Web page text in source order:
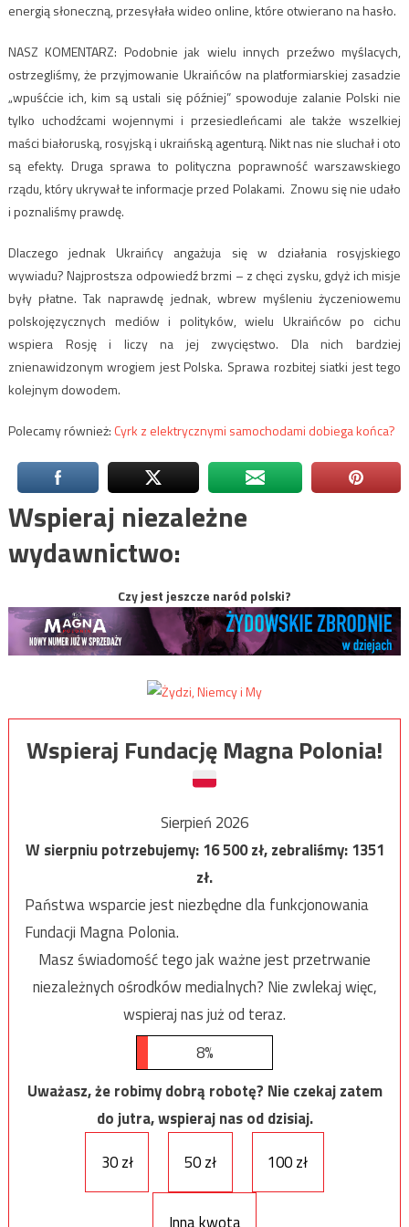
energią słoneczną, przesyłała wideo online, które otwierano na hasło.
NASZ KOMENTARZ: Podobnie jak wielu innych przeźwo myślacych,
ostrzegliśmy, że przyjmowanie Ukraińców na platformiarskiej zasadzie
„wpuśćcie ich, kim są ustali się później” spowoduje zalanie Polski nie
tylko uchodźcami wojennymi i przesiedleńcami ale także wszelkiej
maści białoruską, rosyjską i ukraińską agenturą. Nikt nas nie sluchał i oto
są efekty. Druga sprawa to polityczna poprawność warszawskiego
rządu, który ukrywał te informacje przed Polakami. Znowu się nie udało
i poznaliśmy prawdę.
Dlaczego jednak Ukraińcy angażuja się w działania rosyjskiego
wywiadu? Najprostsza odpowiedź brzmi – z chęci zysku, gdyż ich misje
były płatne. Tak naprawdę jednak, wbrew myśleniu życzeniowemu
polskojęzycznych mediów i polityków, wielu Ukraińców po cichu
wspiera Rosję i liczy na jej zwycięstwo. Dla nich bardziej
znienawidzonym wrogiem jest Polska. Sprawa rozbitej siatki jest tego
kolejnym dowodem.
Polecamy również: Cyrk z elektrycznymi samochodami dobiega końca?
Wspieraj niezależne
wydawnictwo:
Czy jest jeszcze naród polski?
Wspieraj Fundację Magna Polonia!
Sierpień 2026
W sierpniu potrzebujemy:16 500zł, zebraliśmy:1351
zł.
Państwa wsparcie jest niezbędne dla funkcjonowania
Fundacji Magna Polonia.
Masz świadomość tego jak ważne jest przetrwanie
niezależnych ośrodków medialnych? Nie zwlekaj więc,
wspieraj nas już od teraz.
8%
Uważasz, że robimy dobrą robotę? Nie czekaj zatem
do jutra, wspieraj nas od dzisiaj.
30 zł
50 zł 100 zł
Inna kwota